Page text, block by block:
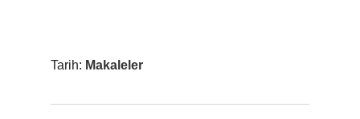
Tarih: Makaleler